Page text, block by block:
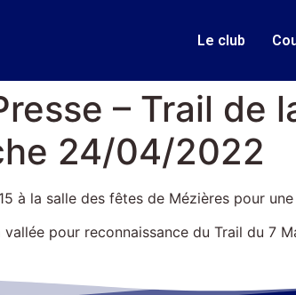
Le club
– Trail de
24/04/2022
à la salle des fêtes de Mézières pour
pour reconnaissance du Trail du 7